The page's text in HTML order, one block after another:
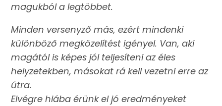
magukból a legtöbbet.
Minden versenyző más, ezért mindenki
különböző megközelítést igényel. Van, aki
magától is képes jól teljesíteni az éles
helyzetekben, másokat rá kell vezetni erre az
útra.
Elvégre hiába érünk el jó eredményeket